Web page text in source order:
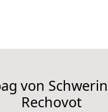
von
Rechovot